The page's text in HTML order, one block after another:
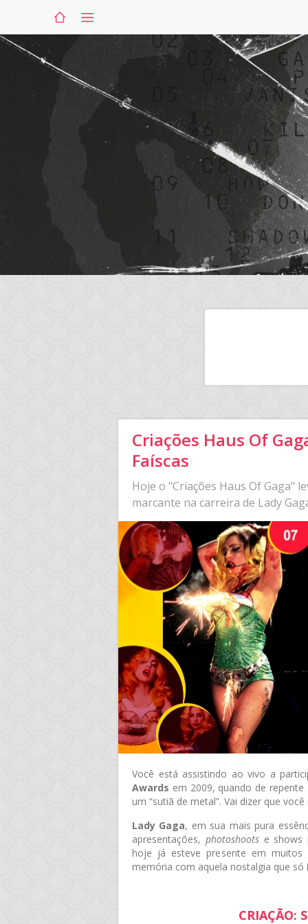
Criações Haus Of
Faíscas
Hoje o "Criações Haus Of Gaga"
marcante na carreira de Lady
Você está assistindo ao vivo a
Awards em 2009, quando de
um “sutiã de metal”. Vai dizer que
Lady Gaga, em sua mais pura
apresentações, photoshootse shows
hoje já esteve presente em
memória com aquela nostalgia que só
CRIAÇÃO: